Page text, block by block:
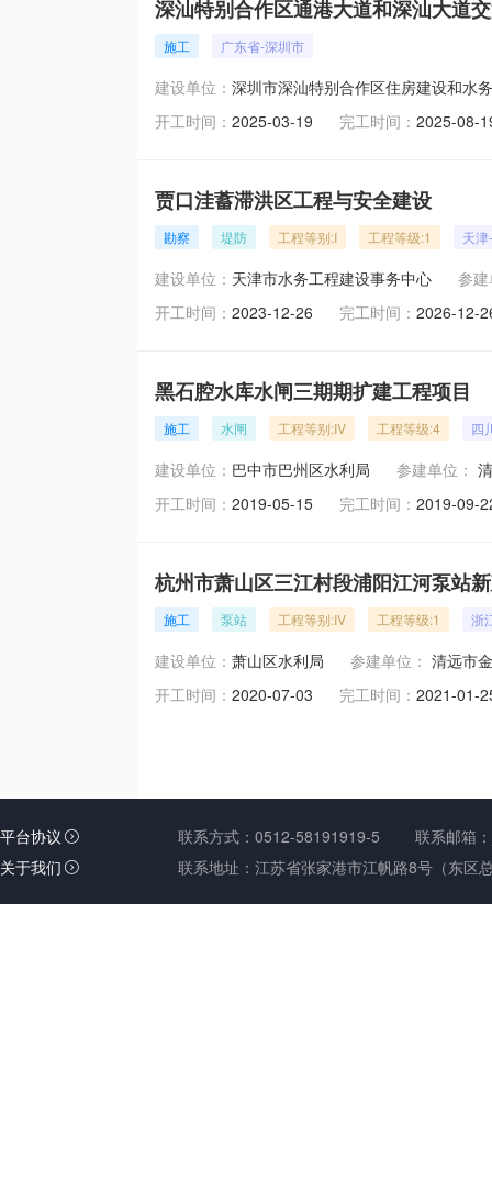
平台协议
关于我们
联系方式：0512-58191919-5 联系邮箱：
联系地址：江苏省张家港市江帆路8号（东区